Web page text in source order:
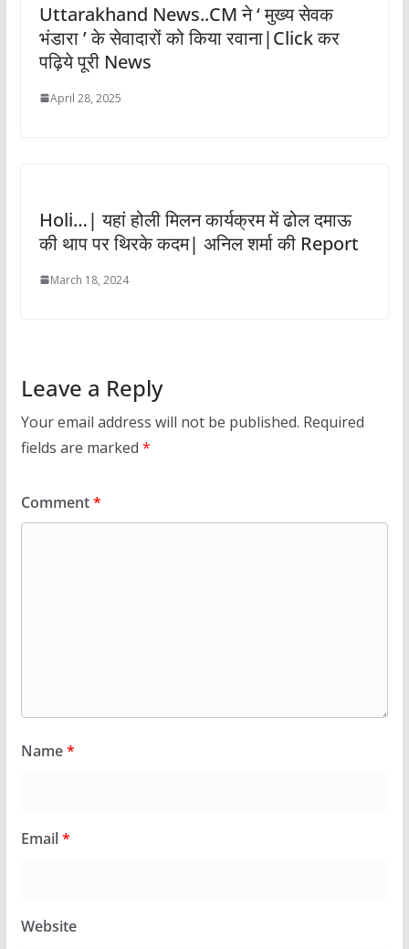
Uttarakhand News..CM ने ‘ मुख्य सेवक
भंडारा ’ के सेवादारों को किया रवाना|Click कर
पढ़िये पूरी News
April 28, 2025
Holi…| यहां होली मिलन कार्यक्रम में ढोल दमाऊ
की थाप पर थिरके कदम| अनिल शर्मा की Report
March 18, 2024
Leave a Reply
Your email address will not be published. Required
fields are marked *
Comment*
Name*
Email*
Website